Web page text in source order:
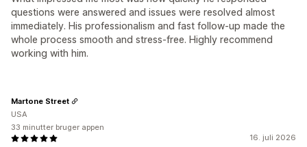
questions were answered and issues were resolved almost
immediately. His professionalism and fast follow-up made the
whole process smooth and stress-free. Highly recommend
working with him.
16. juli 2026
Martone Street
USA
33 minutter bruger appen